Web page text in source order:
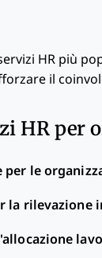
HR più
il
HR per
per le
la rilevazione